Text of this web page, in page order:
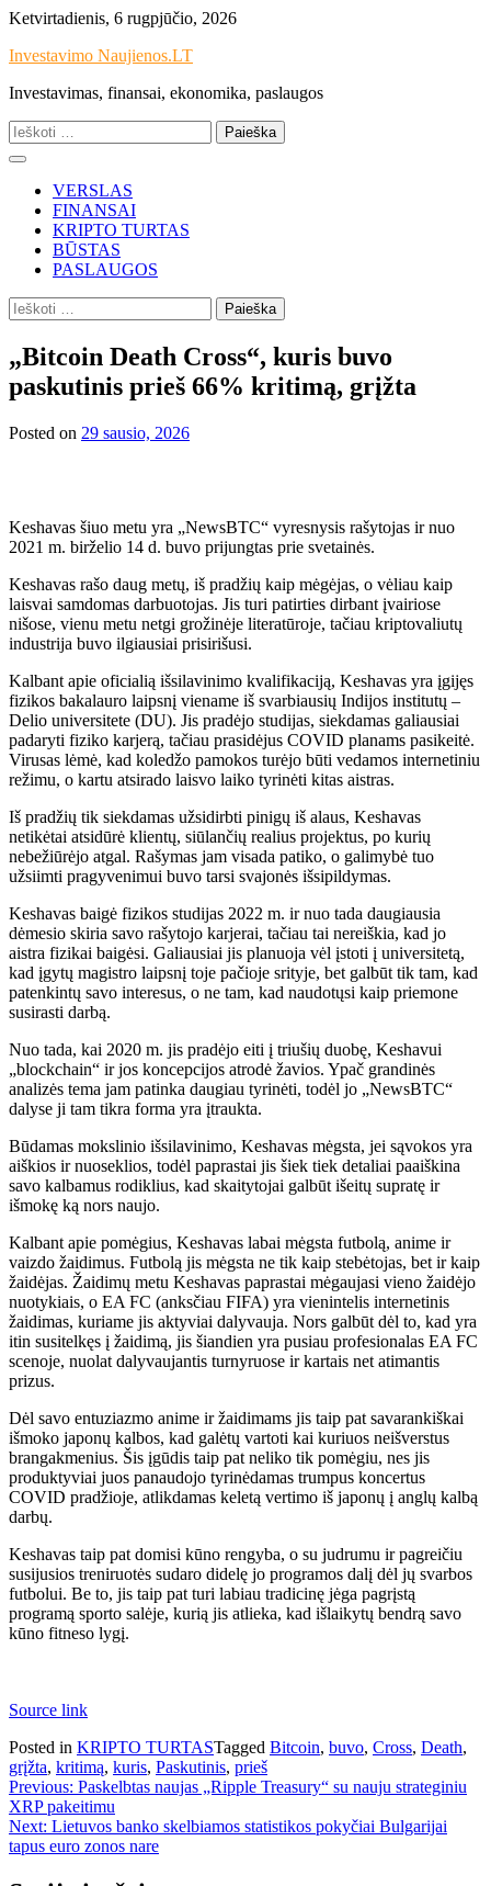
Skip
content
Ketvirtadienis, 6 rugpjūčio, 2026
Investavimo Naujienos.LT
Investavimas, finansai, ekonomika, paslaugos
Ieškoti:
VERSLAS
FINANSAI
KRIPTO TURTAS
BŪSTAS
PASLAUGOS
Ieškoti:
„Bitcoin Death Cross“, kuris buvo
paskutinis prieš 66% kritimą, grįžta
Posted on 29 sausio, 2026
Keshavas šiuo metu yra „NewsBTC“ vyresnysis rašytojas ir nuo
2021 m. birželio 14 d. buvo prijungtas prie svetainės.
Keshavas rašo daug metų, iš pradžių kaip mėgėjas, o vėliau kaip
laisvai samdomas darbuotojas. Jis turi patirties dirbant įvairiose
nišose, vienu metu netgi grožinėje literatūroje, tačiau kriptovaliutų
industrija buvo ilgiausiai prisirišusi.
Kalbant apie oficialią išsilavinimo kvalifikaciją, Keshavas yra įgijęs
fizikos bakalauro laipsnį viename iš svarbiausių Indijos institutų –
Delio universitete (DU). Jis pradėjo studijas, siekdamas galiausiai
padaryti fiziko karjerą, tačiau prasidėjus COVID planams pasikeitė.
Virusas lėmė, kad koledžo pamokos turėjo būti vedamos internetiniu
režimu, o kartu atsirado laisvo laiko tyrinėti kitas aistras.
Iš pradžių tik siekdamas užsidirbti pinigų iš alaus, Keshavas
netikėtai atsidūrė klientų, siūlančių realius projektus, po kurių
nebežiūrėjo atgal. Rašymas jam visada patiko, o galimybė tuo
užsiimti pragyvenimui buvo tarsi svajonės išsipildymas.
Keshavas baigė fizikos studijas 2022 m. ir nuo tada daugiausia
dėmesio skiria savo rašytojo karjerai, tačiau tai nereiškia, kad jo
aistra fizikai baigėsi. Galiausiai jis planuoja vėl įstoti į universitetą,
kad įgytų magistro laipsnį toje pačioje srityje, bet galbūt tik tam, kad
patenkintų savo interesus, o ne tam, kad naudotųsi kaip priemone
susirasti darbą.
Nuo tada, kai 2020 m. jis pradėjo eiti į triušių duobę, Keshavui
„blockchain“ ir jos koncepcijos atrodė žavios. Ypač grandinės
analizės tema jam patinka daugiau tyrinėti, todėl jo „NewsBTC“
dalyse ji tam tikra forma yra įtraukta.
Būdamas mokslinio išsilavinimo, Keshavas mėgsta, jei sąvokos yra
aiškios ir nuoseklios, todėl paprastai jis šiek tiek detaliai paaiškina
savo kalbamus rodiklius, kad skaitytojai galbūt išeitų supratę ir
išmokę ką nors naujo.
Kalbant apie pomėgius, Keshavas labai mėgsta futbolą, anime ir
vaizdo žaidimus. Futbolą jis mėgsta ne tik kaip stebėtojas, bet ir kaip
žaidėjas. Žaidimų metu Keshavas paprastai mėgaujasi vieno žaidėjo
nuotykiais, o EA FC (anksčiau FIFA) yra vienintelis internetinis
žaidimas, kuriame jis aktyviai dalyvauja. Nors galbūt dėl ​​to, kad yra
itin susitelkęs į žaidimą, jis šiandien yra pusiau profesionalas EA FC
scenoje, nuolat dalyvaujantis turnyruose ir kartais net atimantis
prizus.
Dėl savo entuziazmo anime ir žaidimams jis taip pat savarankiškai
išmoko japonų kalbos, kad galėtų vartoti kai kuriuos neišverstus
brangakmenius. Šis įgūdis taip pat neliko tik pomėgiu, nes jis
produktyviai juos panaudojo tyrinėdamas trumpus koncertus
COVID pradžioje, atlikdamas keletą vertimo iš japonų į anglų kalbą
darbų.
Keshavas taip pat domisi kūno rengyba, o su judrumu ir pagreičiu
susijusios treniruotės sudaro didelę jo programos dalį dėl jų svarbos
futbolui. Be to, jis taip pat turi labiau tradicinę jėga pagrįstą
programą sporto salėje, kurią jis atlieka, kad išlaikytų bendrą savo
kūno fitneso lygį.
Source link
Posted in KRIPTO TURTASTagged Bitcoin, buvo, Cross, Death,
grįžta, kritimą, kuris, Paskutinis, prieš
Navigacija
tarp
įrašų
Previous: Paskelbtas naujas „Ripple Treasury“ su nauju strateginiu
XRP pakeitimu
Next: Lietuvos banko skelbiamos statistikos pokyčiai Bulgarijai
tapus euro zonos nare